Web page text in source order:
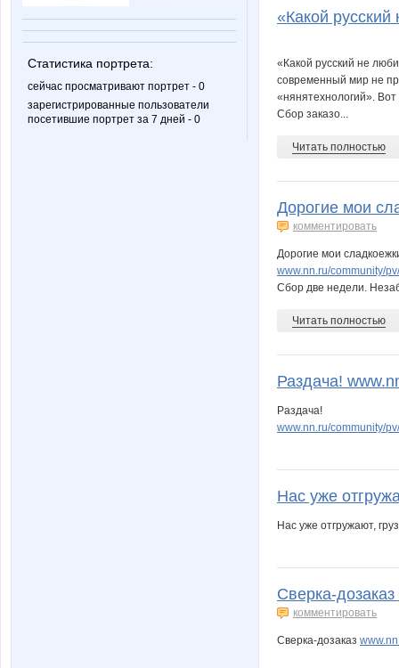
Статистика портрета:
сейчас просматривают портрет - 0
зарегистрированные пользователи
посетившие портрет за 7 дней - 0
«Какой
«Какой русский не
современный мир не
«нянятехнологий». Вот
Сбор заказо...
Читать полностью
Дорогие мои
комментировать
Дорогие мои
www.nn.ru/community/
Сбор две недели.
Читать полностью
Раздача!
Раздача!
www.nn.ru/community/
Нас уже
Нас уже отгружают,
Сверка-
комментировать
Сверка-дозаказ